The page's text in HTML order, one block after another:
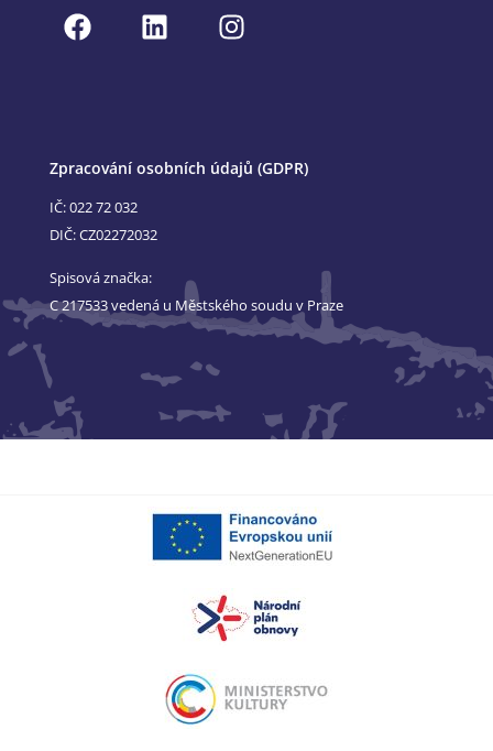
Zpracování osobních údajů (GDPR)
IČ: 022 72 032
DIČ: CZ02272032
Spisová značka:
C 217533 vedená u Městského soudu v Praze